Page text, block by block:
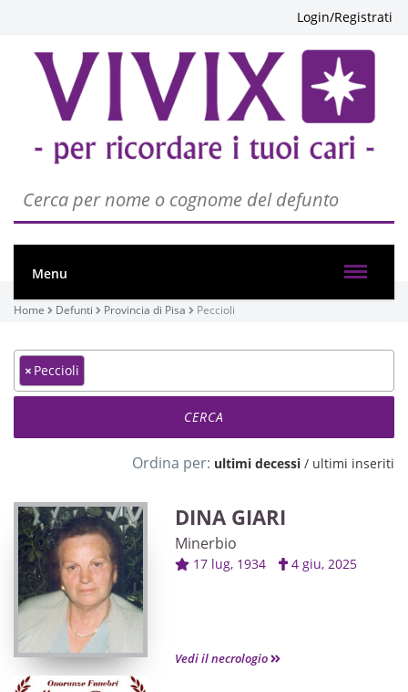
Login/Registrati
Menu
Home Defunti Provincia di Pisa Peccioli
× Peccioli
Ordina per: ultimi decessi / ultimi inseriti
DINA GIARI
Minerbio
17 lug, 1934 4 giu, 2025
Vedi il necrologio